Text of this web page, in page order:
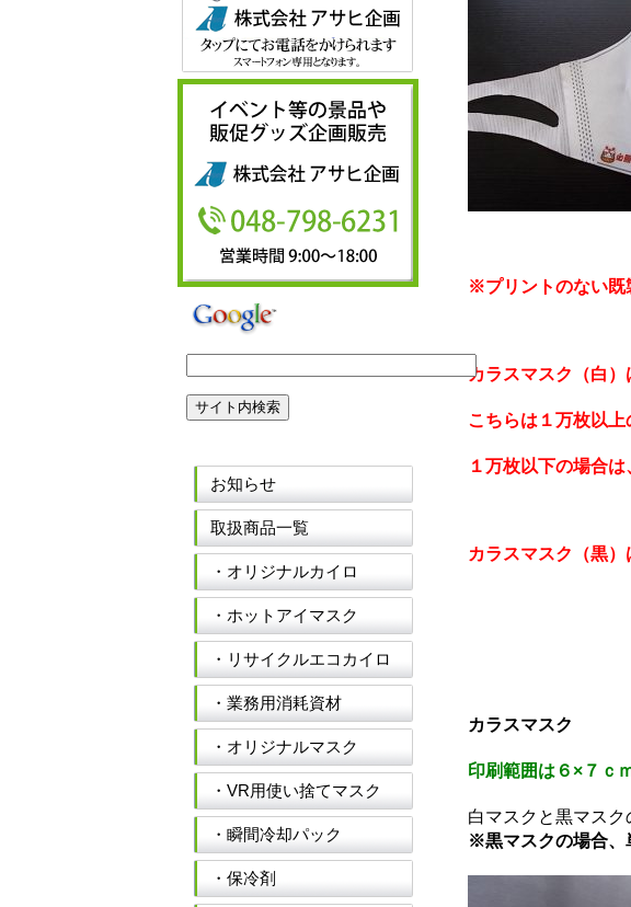
※プリントのない既
カラスマスク（白）
こちらは１万枚以上
１万枚以下の場合
カラスマスク（黒）
カラスマスク
印刷範囲は６×７ｃ
白マスクと黒マスク
※黒マスクの場合、
お知らせ
取扱商品一覧
・オリジナルカイロ
・ホットアイマスク
・リサイクルエコカイロ
・業務用消耗資材
・オリジナルマスク
・VR用使い捨てマスク
・瞬間冷却パック
・保冷剤